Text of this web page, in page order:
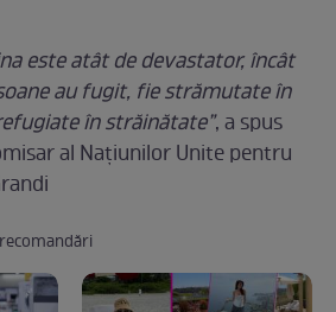
este atât de devastator, încât
au fugit, fie strămutate în
în străinătate”, a spus
al Naţiunilor Unite pentru